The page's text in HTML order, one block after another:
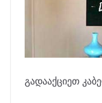
გადააქციეთ